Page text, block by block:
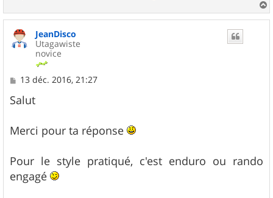
a
u
JeanDisco
Utagawiste
novice
M
s
s
g
e
13 déc. 2016, 21:27
Salut
Merci pour ta réponse
Pour le style pratiqué, c'est enduro ou rando
engagé